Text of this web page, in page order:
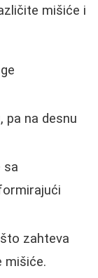
mišiće i
pa na desnu
sa
zahteva
mišiće.